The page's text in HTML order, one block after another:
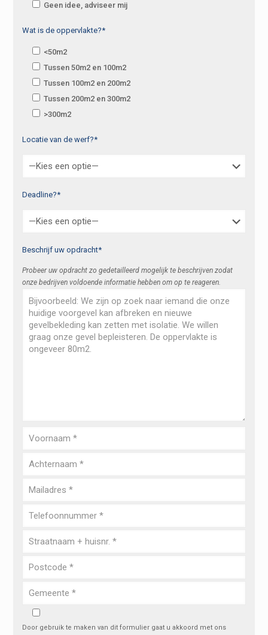
Geen idee, adviseer mij
Wat is de oppervlakte?*
<50m2
Tussen 50m2 en 100m2
Tussen 100m2 en 200m2
Tussen 200m2 en 300m2
>300m2
Locatie van de werf?*
Deadline?*
Beschrijf uw opdracht*
Probeer uw opdracht zo gedetailleerd mogelijk te beschrijven zodat
onze bedrijven voldoende informatie hebben om op te reageren.
Door gebruik te maken van dit formulier gaat u akkoord met ons